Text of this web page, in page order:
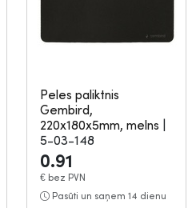
Peles paliktnis
Gembird,
220x180x5mm, melns
5-03-148
0.91
€ bez PVN
Pasūti un saņem 14 dienu